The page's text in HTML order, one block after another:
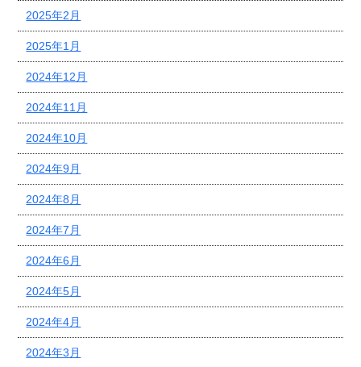
2025年2月
2025年1月
2024年12月
2024年11月
2024年10月
2024年9月
2024年8月
2024年7月
2024年6月
2024年5月
2024年4月
2024年3月